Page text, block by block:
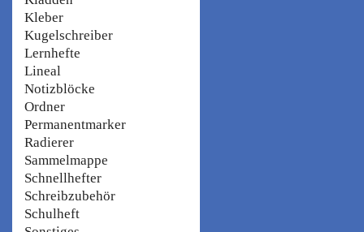
Kleber
Kugelschreiber
Lernhefte
Lineal
Notizblöcke
Ordner
Permanentmarker
Radierer
Sammelmappe
Schnellhefter
Schreibzubehör
Schulheft